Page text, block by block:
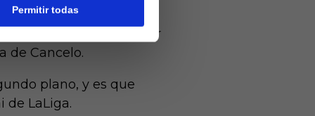
Permitir todas
la vuelta en el
su acierto anotador
de Cancelo.
plano, y es que
de LaLiga.